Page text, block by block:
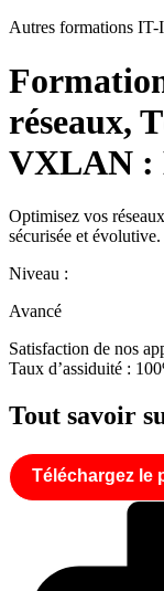
Autres formations IT-
réseaux,
VXLAN :
Optimisez vos
sécurisée et évolutive.
Niveau :
Avancé
Satisfaction de nos
Taux d’assiduité :
Tout savoir
Téléchargez le